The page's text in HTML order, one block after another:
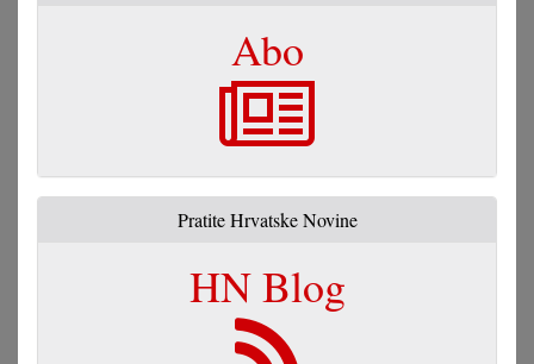
Abo
Pratite Hrvatske Novine
HN Blog